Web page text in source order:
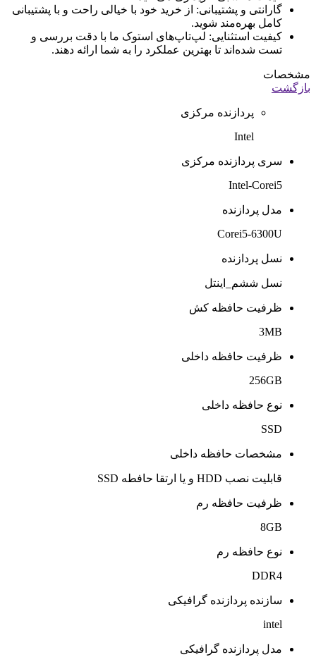
گارانتی و پشتیبانی: از خرید خود با خیالی راحت و با پشتیبانی
کامل بهره‌مند شوید.
کیفیت استثنایی: لپ‌تاپ‌های استوک ما با دقت بررسی و
تست شده‌اند تا بهترین عملکرد را به شما ارائه دهند.
مشخصات
بازگشت
پردازنده مرکزی
Intel
سری پردازنده مرکزی
Intel-Corei5
مدل پردازنده
Corei5-6300U
نسل پردازنده
نسل ششم_اینتل
ظرفیت حافظه کش
3MB
ظرفیت حافظه داخلی
256GB
نوع حافظه داخلی
SSD
مشخصات حافظه داخلی
قابلیت نصب HDD و یا ارتقا حافطه SSD
ظرفیت حافظه رم
8GB
نوع حافظه رم
DDR4
سازنده پردازنده گرافیکی
intel
مدل پردازنده گرافیکی